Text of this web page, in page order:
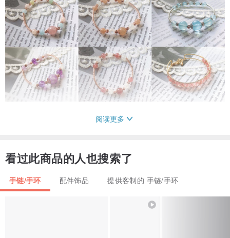
按此查看:
hk.pinkoi.com/store/lachriselle?tag...
阅读更多
看过此商品的人也搜索了
手链/手环 配件饰品 提供客制的 手链/手环